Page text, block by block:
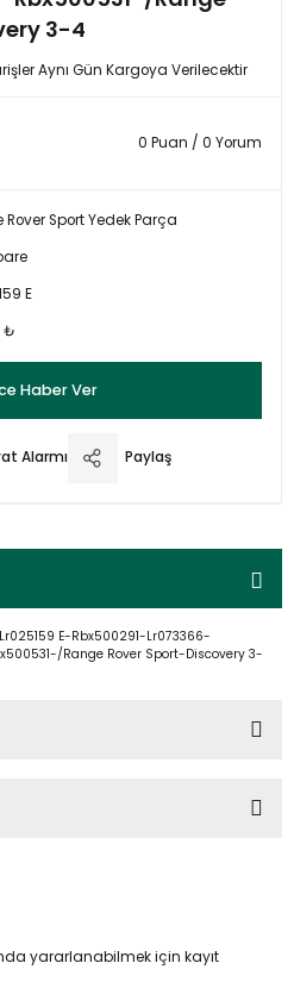
3-4
Aynı Gün Kargoya Verilecektir
0 Puan / 0 Yorum
Rover Sport Yedek Parça
E
₺
Haber Ver
Alarmı Paylaş
E-Rbx500291-Lr073366-
Range Rover Sport-Discovery 3-
ederiz.
yararlanabilmek için kayıt